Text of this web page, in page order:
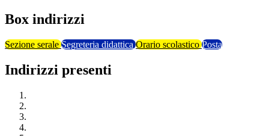
Box indirizzi
Sezione seraleSegreteria didatticaOrario scolasticoPosta
Indirizzi presenti